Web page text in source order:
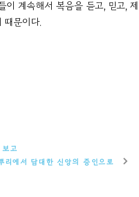
계속해서 복음을 듣고, 믿고, 제
때문이다.
고
리에서 담대한 신앙의 증인으로